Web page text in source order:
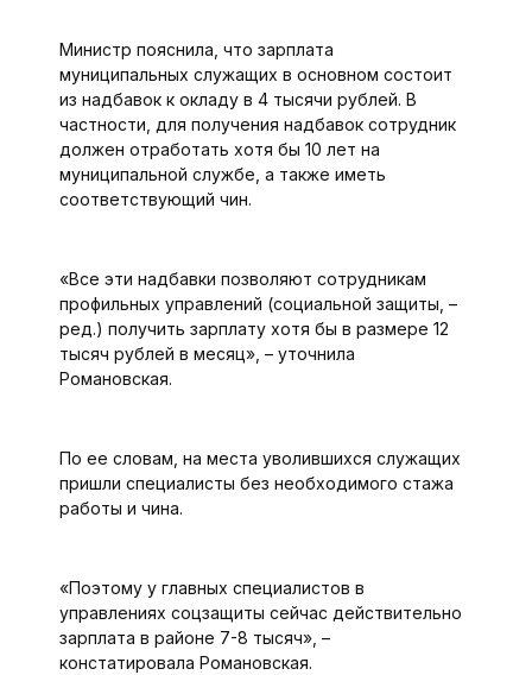
Министр пояснила, что зарплата
муниципальных служащих в основном состоит
из надбавок к окладу в 4 тысячи рублей. В
частности, для получения надбавок сотрудник
должен отработать хотя бы 10 лет на
муниципальной службе, а также иметь
соответствующий чин.
«Все эти надбавки позволяют сотрудникам
профильных управлений (социальной защиты, –
ред.) получить зарплату хотя бы в размере 12
тысяч рублей в месяц», – уточнила
Романовская.
По ее словам, на места уволившихся служащих
пришли специалисты без необходимого стажа
работы и чина.
«Поэтому у главных специалистов в
управлениях соцзащиты сейчас действительно
зарплата в районе 7-8 тысяч», –
констатировала Романовская.